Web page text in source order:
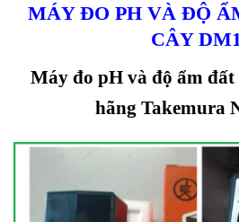
MÁY ĐO PH VÀ ĐỘ
CÂY
Máy đo pH và độ ẩm
hãng Takemura